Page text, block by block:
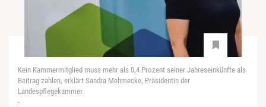
Kein Kammermitglied muss mehr als 0,4 Prozent seiner Jahreseinkünfte als
Beitrag zahlen, erklärt Sandra Mehmecke, Präsidentin der
Landespflegekammer.
-